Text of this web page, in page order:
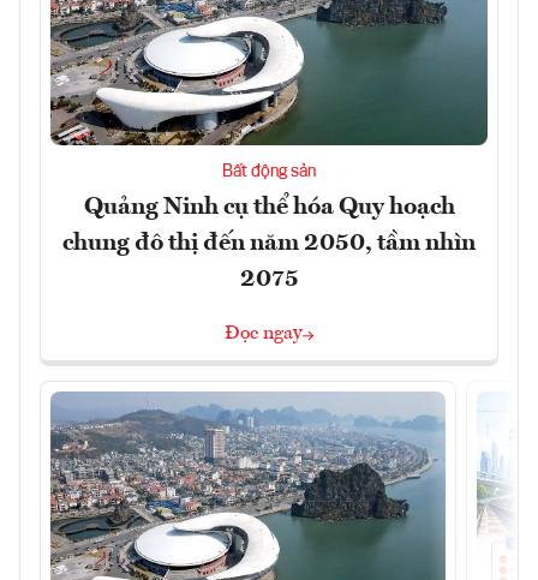
Bất động sản
Quảng Ninh cụ thể hóa Quy hoạch
chung đô thị đến năm 2050, tầm nhìn
2075
Đọc ngay